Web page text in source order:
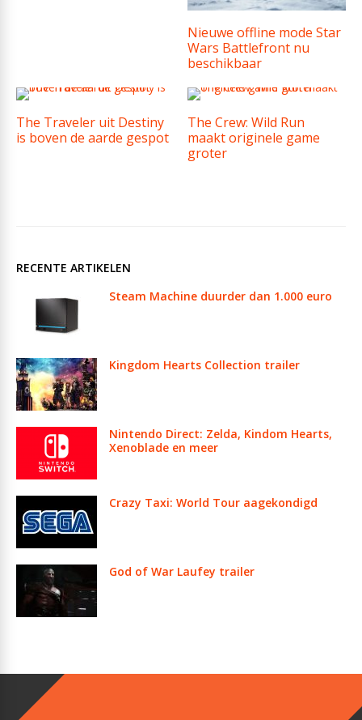
Nieuwe offline mode Star
Wars Battlefront nu
beschikbaar
The Traveler uit Destiny
is boven de aarde gespot
The Crew: Wild Run
maakt originele game
groter
RECENTE ARTIKELEN
Steam Machine duurder dan 1.000 euro
Kingdom Hearts Collection trailer
Nintendo Direct: Zelda, Kindom Hearts,
Xenoblade en meer
Crazy Taxi: World Tour aagekondigd
God of War Laufey trailer